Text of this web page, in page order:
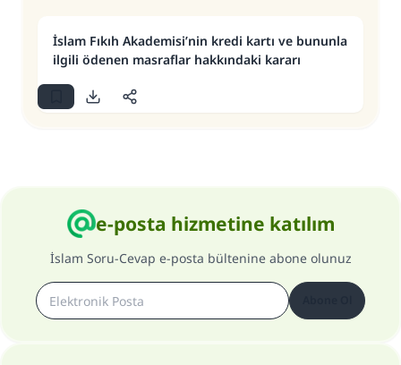
İslam Fıkıh Akademisi’nin kredi kartı ve bununla
ilgili ödenen masraflar hakkındaki kararı
e-posta hizmetine katılım
İslam Soru-Cevap e-posta bültenine abone olunuz